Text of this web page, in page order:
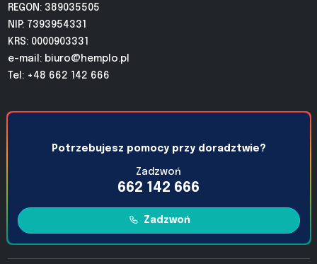
REGON: 389035505
NIP: 7393954331
KRS: 0000903331
e-mail: biuro@hemplo.pl
Tel: +48 662 142 666
Potrzebujesz pomocy przy doradztwie?
Zadzwoń
662 142 666
Zadzwoń